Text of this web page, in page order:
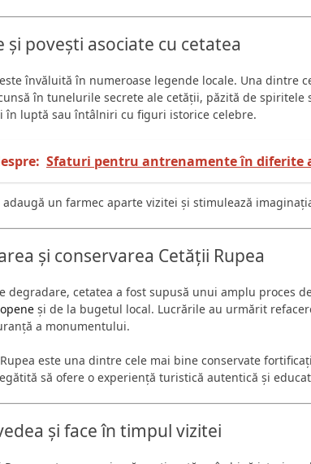
și povești asociate cu cetatea
învăluită în numeroase legende locale. Una dintre
în tunelurile secrete ale cetății, păzită de spiritele
în luptă sau întâlniri cu figuri istorice celebre.
Sfaturi pentru antrenamente în diferite
adaugă un farmec aparte vizitei și stimulează
și conservarea Cetății Rupea
degradare, cetatea a fost supusă unui amplu proces
și de la bugetul local. Lucrările au urmărit
a monumentului.
este una dintre cele mai bine conservate
să ofere o experiență turistică autentică și
și face în timpul vizitei